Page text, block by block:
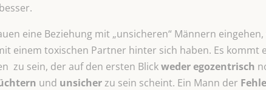
eine Beziehung mit „unsicheren“ Männern
einem toxischen Partner hinter sich haben. Es kommt
zu sein, der auf den ersten Blickweder egozentrisch
und unsicherzu sein scheint. Ein Mann der